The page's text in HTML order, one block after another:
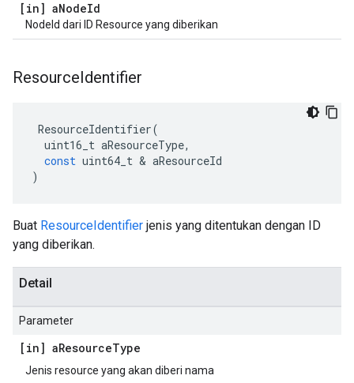
[in] aNodeId
NodeId dari ID Resource yang diberikan
ResourceIdentifier
ResourceIdentifier(
uint16_t aResourceType,
const uint64_t & aResourceId
)
Buat ResourceIdentifier jenis yang ditentukan dengan ID
yang diberikan.
Detail
Parameter
[in] aResourceType
Jenis resource yang akan diberi nama